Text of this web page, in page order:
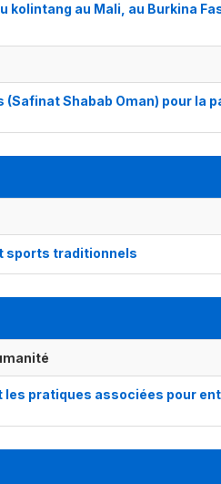
au Mali, au Burkina
Shabab Oman) pour la
sports traditionnels
les pratiques associées pour